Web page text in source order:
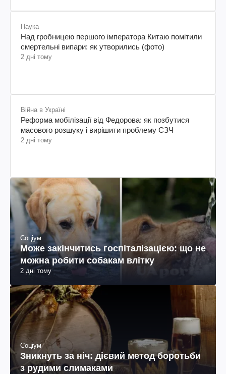
Наука
Над гробницею першого імператора Китаю помітили
смертельні випари: як утворились (фото)
2 дні тому
Війна в Україні
Реформа мобілізації від Федорова: як позбутися
масового розшуку і вирішити проблему СЗЧ
2 дні тому
Соціум
Може закінчитись госпіталізацією: що не
можна робити собакам влітку
2 дні тому
Соціум
Зникнуть за ніч: дієвий метод боротьби
з рудими слимаками